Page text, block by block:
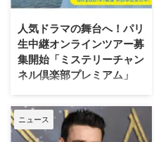
いまなお絶大な人気を誇る本作。
初放送から25年以上を経て誕生
する今作は、HBO Maxにて配信
される予定だ。監督を務めるの
は、ドキュメンタリー映画『ある
アスリートの告発』で高い評価を
ンに愛され続けてきた作品の魅力
を、新たな角度から解き明かして
いく。 未公開アウトテイ …
人気ドラマの舞台へ！パリ
生中継オンラインツアー募
集開始「ミステリーチャン
ネル倶楽部プレミアム」
日本唯一のミステリードラマ専門
チャンネル「ミステリーチャンネ
ル」は、現地体験型アクティビテ
ィ専門予約サイト「ベルトラ」特
ニュース